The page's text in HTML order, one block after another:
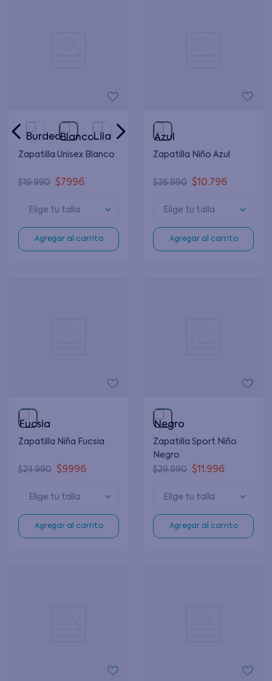
Zapatilla Unisex Blanco
$19.990 $7996
Elige tu talla
Agregar al carrito
Zapatilla Niño Azul
$26.990 $10.796
Elige tu talla
Agregar al carrito
Zapatilla Niña Fucsia
$24.990 $9996
Elige tu talla
Agregar al carrito
Zapatilla Sport Niño
Negro
$29.990 $11 .996
Elige tu talla
Agregar al carrito